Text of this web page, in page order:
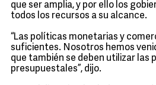
que ser amplia, y por ello los
todos los recursos a su alcance.
“Las políticas monetarias y
suficientes. Nosotros hemos
que también se deben utilizar las
presupuestales”, dijo.